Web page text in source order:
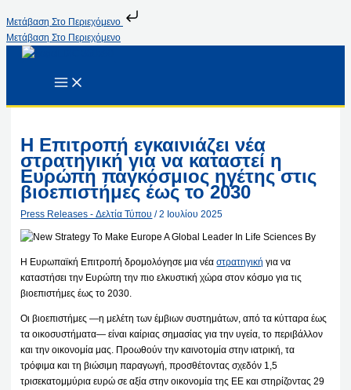
Μετάβαση Στο Περιεχόμενο
Μετάβαση Στο Περιεχόμενο
Η Επιτροπή εγκαινιάζει νέα
στρατηγική για να καταστεί η
Ευρώπη παγκόσμιος ηγέτης στις
βιοεπιστήμες έως το 2030
Press Releases - Δελτία Τύπου /2 Ιουλίου 2025
Η Ευρωπαϊκή Επιτροπή δρομολόγησε μια νέαστρατηγική για να
καταστήσει την Ευρώπη την πιο ελκυστική χώρα στον κόσμο για τις
βιοεπιστήμες έως το 2030.
Οι βιοεπιστήμες —η μελέτη των έμβιων συστημάτων, από τα κύτταρα έως
τα οικοσυστήματα— είναι καίριας σημασίας για την υγεία, το περιβάλλον
και την οικονομία μας. Προωθούν την καινοτομία στην ιατρική, τα
τρόφιμα και τη βιώσιμη παραγωγή, προσθέτοντας σχεδόν 1,5
τρισεκατομμύρια ευρώ σε αξία στην οικονομία της ΕΕ και στηρίζοντας 29